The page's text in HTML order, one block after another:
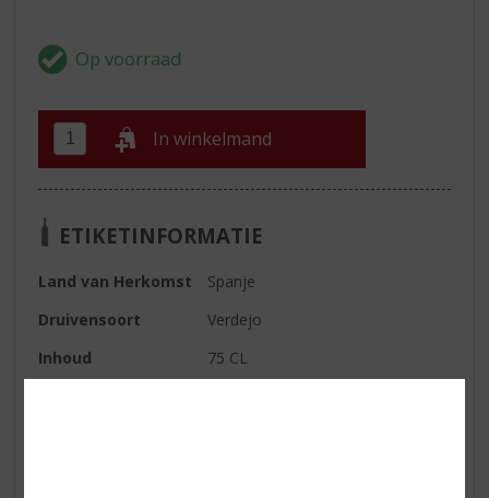
In winkelmand
ETIKETINFORMATIE
Land van Herkomst
Spanje
Druivensoort
Verdejo
Inhoud
75 CL